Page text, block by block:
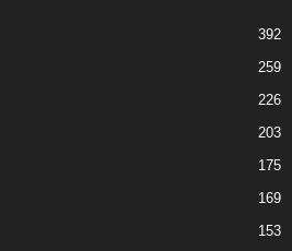
392
259
226
203
175
169
153